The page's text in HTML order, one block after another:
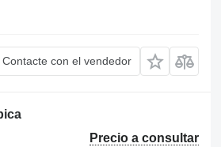
Contacte con el vendedor
Precio a consultar